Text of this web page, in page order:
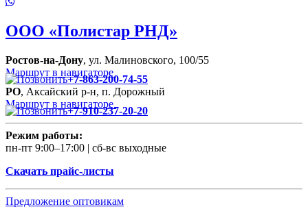
ООО «Полистар РНД»
Ростов-на-Дону, ул. Малиновского, 100/55
Маршрут в навигаторе
+7-863-200-74-55
РО, Аксайский р-н, п. Дорожный
Маршрут в навигаторе
+7-910-237-20-20
Режим работы:
пн-пт 9:00–17:00 | сб-вс выходные
Скачать прайс-листы
Предложение оптовикам